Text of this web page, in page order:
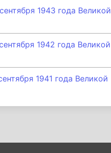
1943 года Великой
1942 года Великой
1941 года Великой